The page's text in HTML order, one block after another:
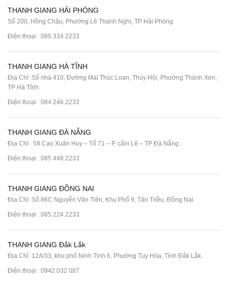
THANH GIANG HẢI PHÒNG
Số 200, Hồng Châu, Phường Lê Thanh Nghị, TP Hải Phòng
Điện thoại : 085 334 2233
THANH GIANG HÀ TĨNH
Địa Chỉ :Số nhà 410, Đường Mai Thúc Loan, Thúy Hội, Phường Thành Xen,
TP Hà Tĩnh.
Điện thoại : 084 246 2233
THANH GIANG ĐÀ NẴNG
Địa Chỉ : 58 Cao Xuân Huy – Tổ 71 – P. cẩm Lệ – TP Đà Nẵng .
Điện thoại : 085 448 2233
THANH GIANG ĐỒNG NAI
Địa Chỉ :Số 86C Nguyễn Văn Tiên, Khu Phố 9, Tân Triều, Đồng Nai
Điện thoại : 085 224 2233
THANH GIANG Đắk Lắk
Địa Chỉ: 12A/33, khu phố Ninh Tịnh 6, Phường Tuy Hòa, Tỉnh Đắk Lắk.
Điện thoại : 0942 032 087